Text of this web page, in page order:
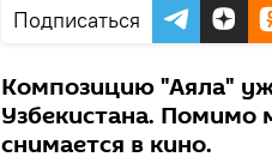
Подписаться
Композицию "Аяла"
Узбекистана. Помимо
снимается в кино.